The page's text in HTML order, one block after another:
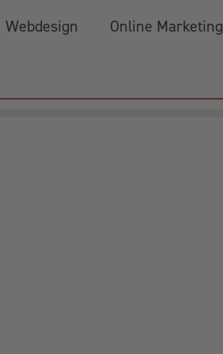
Webdesign Online Marketing